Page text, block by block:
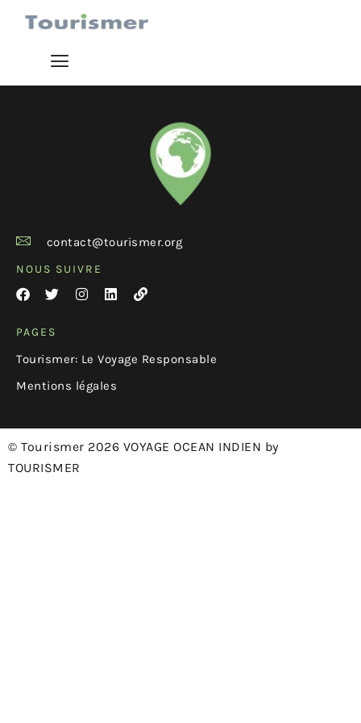
contact@tourismer.org
NOUS SUIVRE
PAGES
Tourismer: Le Voyage Responsable
Mentions légales
© Tourismer 2026 VOYAGE OCEAN INDIEN by
TOURISMER